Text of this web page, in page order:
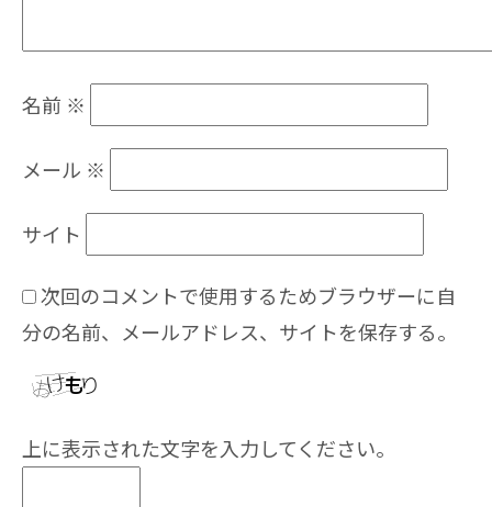
名前 ※
メール ※
サイト
次回のコメントで使用するためブラウザーに自
分の名前、メールアドレス、サイトを保存する。
上に表示された文字を入力してください。